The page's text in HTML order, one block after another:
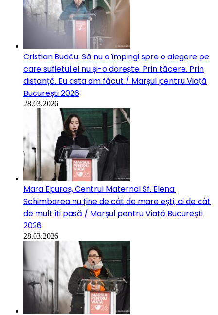
Cristian Budău: Să nu o împingi spre o alegere pe
care sufletul ei nu și-o dorește. Prin tăcere. Prin
distanță. Eu asta am făcut / Marșul pentru Viață
București 2026
28.03.2026
Mara Epuraș, Centrul Maternal Sf. Elena:
Schimbarea nu ține de cât de mare ești, ci de cât
de mult îți pasă / Marșul pentru Viață București
2026
28.03.2026